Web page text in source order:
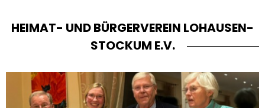
HEIMAT- UND BÜRGERVEREIN LOHAUSEN-
STOCKUM E.V.